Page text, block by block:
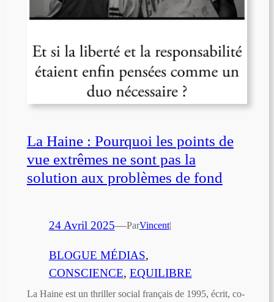
La Haine : Pourquoi les points de
vue extrêmes ne sont pas la
solution aux problèmes de fond
24 Avril 2025—ParVincent|
BLOGUE MÉDIAS
CONSCIENCE, EQUILIBRE
La Haine est un thriller social français de 1995, écrit, co-